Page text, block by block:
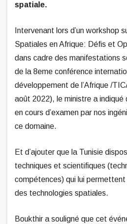
spatiale.
Intervenant lors d’un workshop
Spatiales en Afrique: Défis et
dans cadre des manifestations
de la 8eme conférence
développement de l’Afrique /
août 2022), le ministre a indiqué
en cours d’examen par nos
ce domaine.
Et d’ajouter que la Tunisie
techniques et scientifiques
compétences) qui lui permettent
des technologies spatiales.
Boukthir a souligné que cet